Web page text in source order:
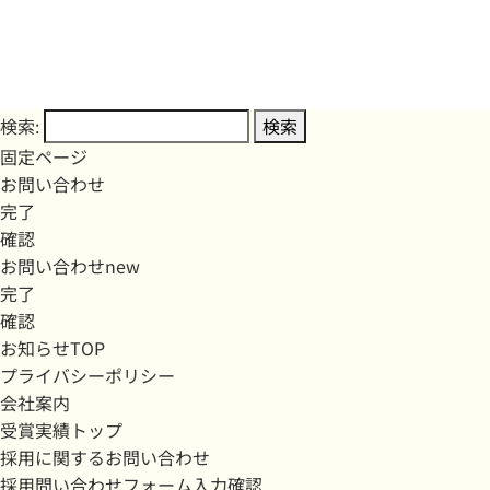
検索:
固定ページ
お問い合わせ
完了
確認
お問い合わせnew
完了
確認
お知らせTOP
プライバシーポリシー
会社案内
受賞実績トップ
採用に関するお問い合わせ
採用問い合わせフォーム入力確認